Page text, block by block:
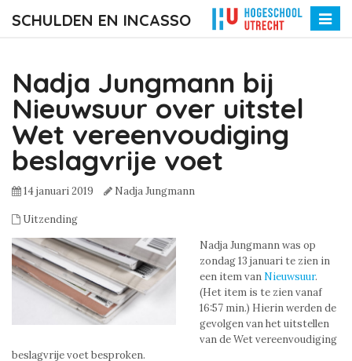
SCHULDEN EN INCASSO
Toggle
Nadja Jungmann bij
Nieuwsuur over uitstel
Wet vereenvoudiging
beslagvrije voet
14 januari 2019 Nadja Jungmann
Uitzending
Nadja Jungmann was op
zondag 13 januari te zien in
een item van Nieuwsuur.
(Het item is te zien vanaf
16:57 min.) Hierin werden de
gevolgen van het uitstellen
van de Wet vereenvoudiging
beslagvrije voet besproken.